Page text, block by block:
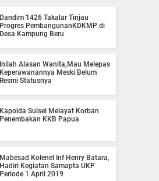
Dandim 1426 Takalar Tinjau
Progres PembangunanKDKMP di
Desa Kampung Beru
Inilah Alasan Wanita,Mau Melepas
Keperawanannya Meski Belum
Resmi Statusnya
Kapolda Sulsel Melayat Korban
Penembakan KKB Papua
Mabesad Kolenel Inf Henry Batara,
Hadiri Kegiatan Samapta UKP
Periode 1 April 2019